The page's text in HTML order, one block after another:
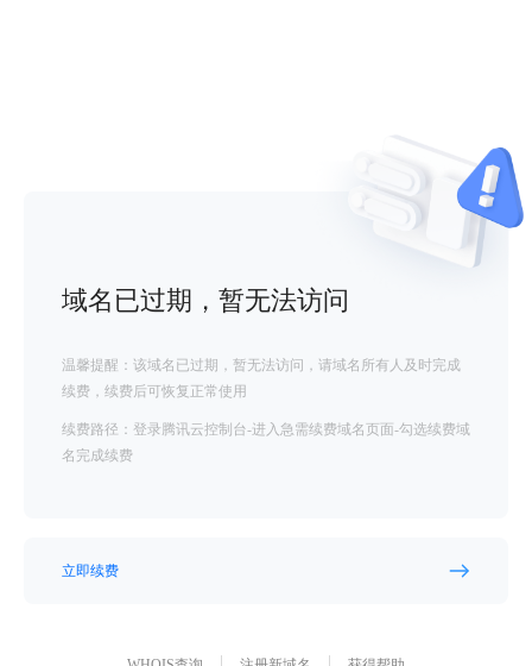
域名已过期，暂无法访问
温馨提醒：该域名已过期，暂无法访问，请域名所有人及时完成
续费，续费后可恢复正常使用
续费路径：登录腾讯云控制台-进入急需续费域名页面-勾选续费域
名完成续费
立即续费